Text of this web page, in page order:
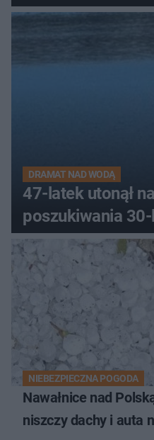
DRAMAT NAD WODĄ
47-latek utonął
poszukiwania
NIEBEZPIECZNA POGODA
Nawałnice nad
niszczy dachy i auta